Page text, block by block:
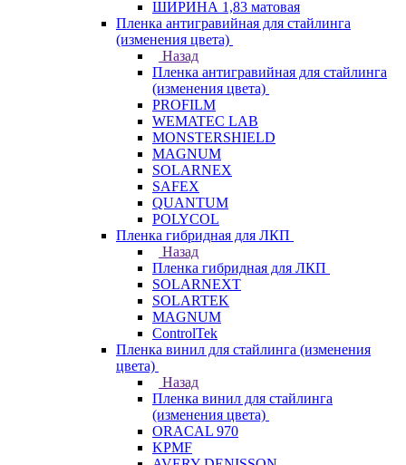
ШИРИНА 1,83 матовая
Пленка антигравийная для стайлинга
(изменения цвета)
Назад
Пленка антигравийная для стайлинга
(изменения цвета)
PROFILM
WEMATEC LAB
MONSTERSHIELD
MAGNUM
SOLARNEX
SAFEX
QUANTUM
POLYCOL
Пленка гибридная для ЛКП
Назад
Пленка гибридная для ЛКП
SOLARNEXT
SOLARTEK
MAGNUM
ControlTek
Пленка винил для стайлинга (изменения
цвета)
Назад
Пленка винил для стайлинга
(изменения цвета)
ORACAL 970
KPMF